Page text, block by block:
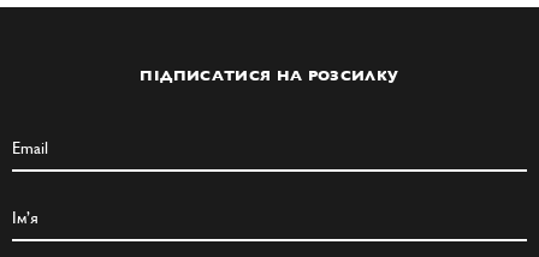
ПІДПИСАТИСЯ НА РОЗСИЛКУ